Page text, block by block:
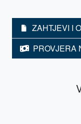
ZAHTJEVI I
PROVJERA